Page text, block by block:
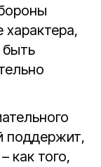
характера,
быть
поддержит,
как того,